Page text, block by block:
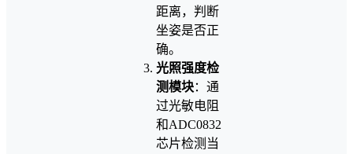
距离，判断
坐姿是否正
确。
光照强度检
测模块：通
过光敏电阻
和ADC0832
芯片检测当